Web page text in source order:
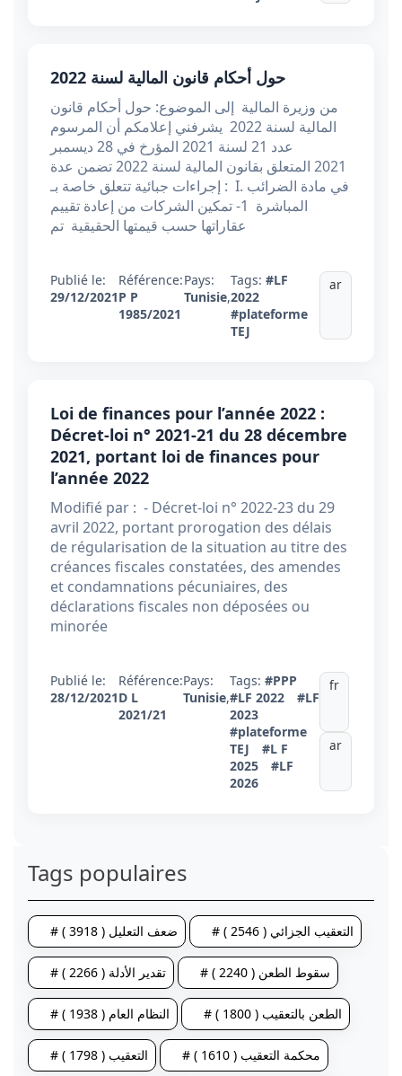
حول أحكام قانون المالية لسنة 2022
من وزيرة المالية إلى الموضوع: حول أحكام قانون
المالية لسنة 2022 يشرفني إعلامكم أن المرسوم
عدد 21 لسنة 2021 المؤرخ في 28 ديسمبر
2021 المتعلق بقانون المالية لسنة 2022 تضمن عدة
إجراءات جبائية تتعلق خاصة بـ : I. في مادة الضرائب
المباشرة 1- تمكين الشركات من إعادة تقييم
عقاراتها حسب قيمتها الحقيقية تم
Publié le:
29/12/2021
Référence:
P P
1985/2021
Pays:
Tunisie,
Tags: #LF
2022
#plateforme
TEJ
ar
Loi de finances pour l’année 2022 :
Décret-loi n° 2021-21 du 28 décembre
2021, portant loi de finances pour
l’année 2022
Modifié par : - Décret-loi n° 2022-23 du 29
avril 2022, portant prorogation des délais
de régularisation de la situation au titre des
créances fiscales constatées, des amendes
et condamnations pécuniaires, des
déclarations fiscales non déposées ou
minorée
Publié le:
28/12/2021
Référence:
D L
2021/21
Pays:
Tunisie,
Tags: #PPP
#LF 2022
#LF
2023
#plateforme
TEJ
#L F
2025
#LF
2026
fr
ar
Tags populaires
# ضعف التعليل ( 3918 ) # التعقيب الجزائي ( 2546 )
# تقدير الأدلة ( 2266 ) # سقوط الطعن ( 2240 )
# النظام العام ( 1938 ) # الطعن بالتعقيب ( 1800 )
# التعقيب ( 1798 ) # محكمة التعقيب ( 1610 )